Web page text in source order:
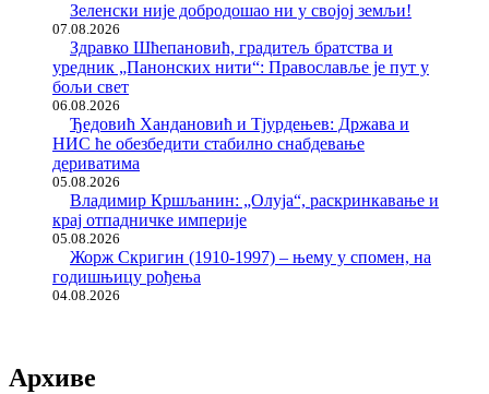
Зеленски није добродошао ни у својој земљи!
07.08.2026
Здравко Шћепановић, градитељ братства и
уредник „Панонских нити“: Православље је пут у
бољи свет
06.08.2026
Ђедовић Хандановић и Тјурдењев: Држава и
НИС ће обезбедити стабилно снабдевање
дериватима
05.08.2026
Владимир Кршљанин: „Олуја“, раскринкавање и
крај отпадничке империје
05.08.2026
Жорж Скригин (1910-1997) – њему у спомен, на
годишњицу рођења
04.08.2026
Архиве